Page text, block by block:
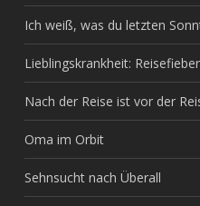
Ich weiß, was du letzten
Lieblingskrankheit: Reisefieber
Nach der Reise ist vor der
Oma im Orbit
Sehnsucht nach Überall